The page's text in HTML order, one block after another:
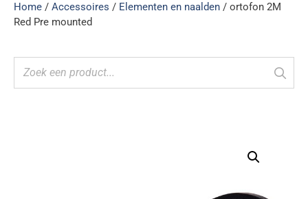
Home / Accessoires / Elementen en naalden / ortofon 2M
Red Pre mounted